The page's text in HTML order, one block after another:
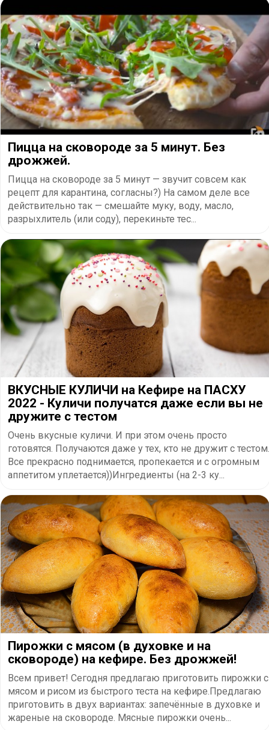
Пицца на сковороде за 5 минут. Без
дрожжей.
Пицца на сковороде за 5 минут — звучит совсем как
рецепт для карантина, согласны?) На самом деле все
действительно так — смешайте муку, воду, масло,
разрыхлитель (или соду), перекиньте тес...
ВКУСНЫЕ КУЛИЧИ на Кефире на ПАСХУ
2022 - Куличи получатся даже если вы не
дружите с тестом
Очень вкусные куличи. И при этом очень просто
готовятся. Получаются даже у тех, кто не дружит с тестом.
Все прекрасно поднимается, пропекается и с огромным
аппетитом уплетается))Ингредиенты (на 2-3 ку...
Пирожки с мясом (в духовке и на
сковороде) на кефире. Без дрожжей!
Всем привет! Сегодня предлагаю приготовить пирожки с
мясом и рисом из быстрого теста на кефире.Предлагаю
приготовить в двух вариантах: запечённые в духовке и
жареные на сковороде. Мясные пирожки очень...